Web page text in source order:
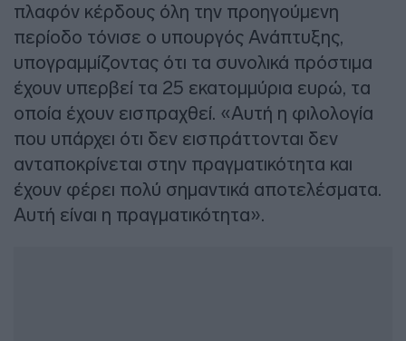
πλαφόν κέρδους όλη την προηγούμενη
περίοδο τόνισε ο υπουργός Ανάπτυξης,
υπογραμμίζοντας ότι τα συνολικά πρόστιμα
έχουν υπερβεί τα 25 εκατομμύρια ευρώ, τα
οποία έχουν εισπραχθεί. «Αυτή η φιλολογία
που υπάρχει ότι δεν εισπράττονται δεν
ανταποκρίνεται στην πραγματικότητα και
έχουν φέρει πολύ σημαντικά αποτελέσματα.
Αυτή είναι η πραγματικότητα».